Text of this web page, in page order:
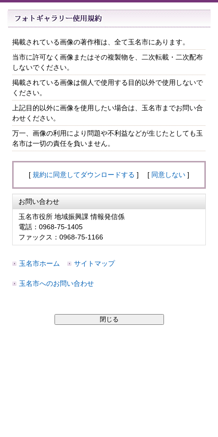
掲載されている画像の著作権は、全て玉名市にあります。
当市に許可なく画像またはその複製物を、二次転載・二次配布
しないでください。
掲載されている画像は個人で使用する目的以外で使用しないで
ください。
上記目的以外に画像を使用したい場合は、玉名市までお問い合
わせください。
万一、画像の利用により問題や不利益などが生じたとしても玉
名市は一切の責任を負いません。
[ 規約に同意してダウンロードする ] [ 同意しない ]
お問い合わせ
玉名市役所 地域振興課 情報発信係
電話：0968-75-1405
ファックス：0968-75-1166
玉名市ホーム サイトマップ
玉名市へのお問い合わせ